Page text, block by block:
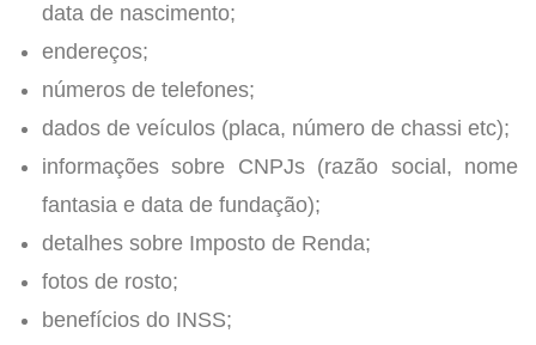
data de nascimento;
endereços;
números de telefones;
dados de veículos (placa, número de chassi etc);
informações sobre CNPJs (razão social, nome
fantasia e data de fundação);
detalhes sobre Imposto de Renda;
fotos de rosto;
benefícios do INSS;